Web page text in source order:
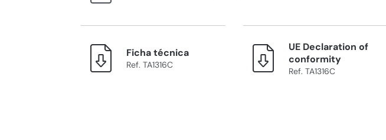
Ficha técnica
Ref. TA1316C
UE Declaration of
conformity
Ref. TA1316C